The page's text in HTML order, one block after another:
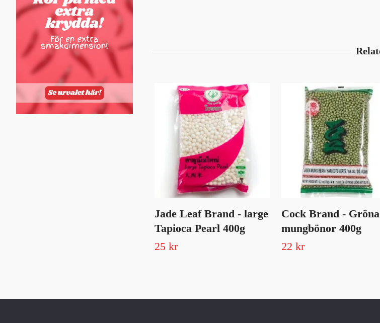
Jade Leaf Brand - large
Tapioca Pearl 400g
25 kr
Cock Brand - Gröna
mungbönor 400g
22 kr